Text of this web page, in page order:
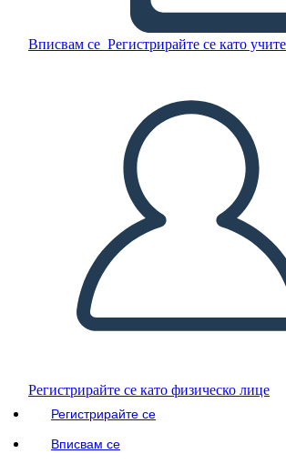
Вписвам се Регистрирайте се като
Регистрирайте се като физическо лице
Регистрирайте се
Вписвам се
Transcontinentale
СЪЗДАЙТЕ СЦЕНАРИЙ
ПУСКАНЕ НА СЛАЙДШОУ
ЧЕТИ МИ